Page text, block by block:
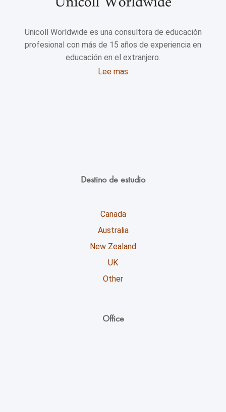
Unicoll Worldwide es una consultora de educación
profesional con más de 15 años de experiencia en
educación en el extranjero.
Lee mas
Destino de estudio
Canada
Australia
New Zealand
UK
Other
Office